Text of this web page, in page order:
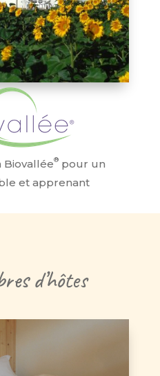
Biovallée® pour un
et apprenant
d’hôtes